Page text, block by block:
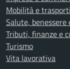
Mobilità e trasporti
Salute, benessere
Tributi, finanze e
Turismo
Vita lavorativa